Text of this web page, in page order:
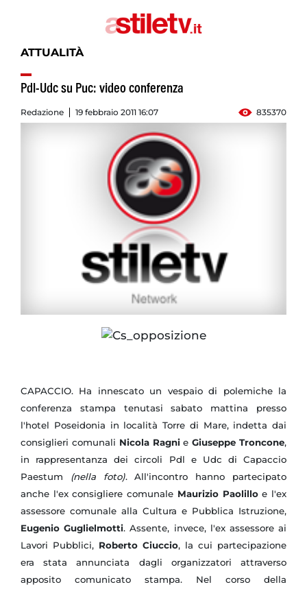
ATTUALITÀ
Pdl-Udc su Puc: video conferenza
Redazione 19 febbraio 2011 16:07 835370
CAPACCIO. Ha innescato un vespaio di polemiche la
conferenza stampa tenutasi sabato mattina presso
l'hotel Poseidonia in località Torre di Mare, indetta dai
consiglieri comunali Nicola RagnieGiuseppe Troncone,
in rappresentanza dei circoli Pdl e Udc di Capaccio
Paestum (nella foto). All'incontro hanno partecipato
anche l'ex consigliere comunale Maurizio Paolilloe l'ex
assessore comunale alla Cultura e Pubblica Istruzione,
Eugenio Guglielmotti. Assente, invece, l'ex assessore ai
Lavori Pubblici, Roberto Ciuccio, la cui partecipazione
era stata annunciata dagli organizzatori attraverso
apposito comunicato stampa. Nel corso della